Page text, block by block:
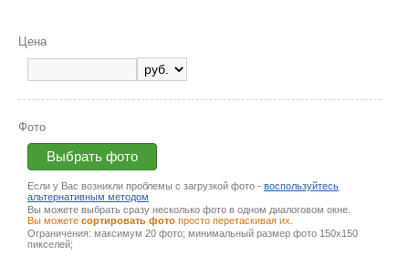
Цена
Фото
Выбрать фото
Если у Вас возникли проблемы с загрузкой фото - воспользуйтесь
альтернативным методом
Вы можете выбрать сразу несколько фото в одном диалоговом окне.
Вы можете сортировать фото просто перетаскивая их.
Ограничения: максимум 20 фото; минимальный размер фото 150х150
пикселей;